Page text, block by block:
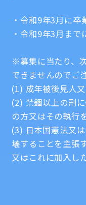
・令和9年3月に卒
・令和9年3月ま
※募集に当たり、
できませんのでご
(1) 成年被後見人
(2) 禁錮以上の刑
の方又はその執行
(3) 日本国憲法又
壊することを主張
又はこれに加入し